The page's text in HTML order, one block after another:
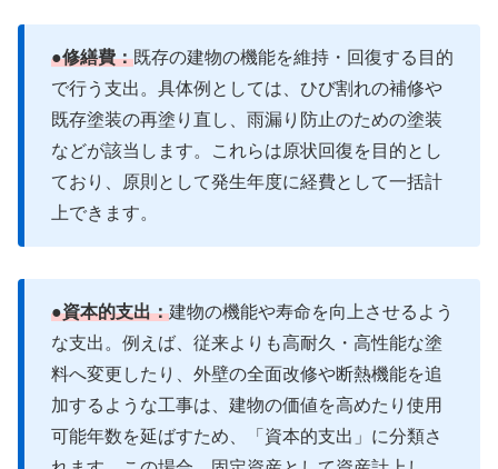
●修繕費：既存の建物の機能を維持・回復する目的
で行う支出。具体例としては、ひび割れの補修や
既存塗装の再塗り直し、雨漏り防止のための塗装
などが該当します。これらは原状回復を目的とし
ており、原則として発生年度に経費として一括計
上できます。
●資本的支出：建物の機能や寿命を向上させるよう
な支出。例えば、従来よりも高耐久・高性能な塗
料へ変更したり、外壁の全面改修や断熱機能を追
加するような工事は、建物の価値を高めたり使用
可能年数を延ばすため、「資本的支出」に分類さ